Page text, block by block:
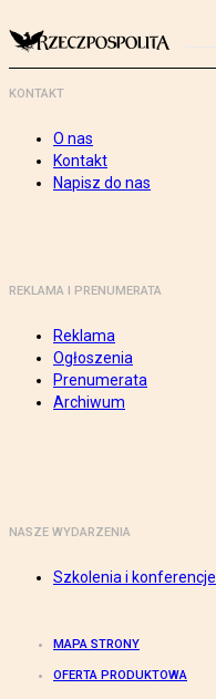
KONTAKT
O nas
Kontakt
Napisz do nas
REKLAMA I PRENUMERATA
Reklama
Ogłoszenia
Prenumerata
Archiwum
NASZE WYDARZENIA
Szkolenia i konferencje
MAPA STRONY
OFERTA PRODUKTOWA